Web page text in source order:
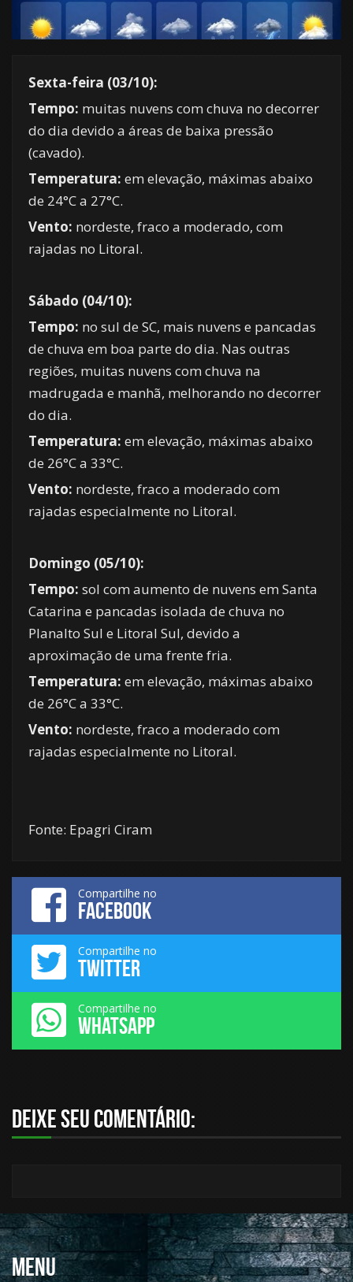
Sexta-feira (03/10):
Tempo: muitas nuvens com chuva no decorrer
do dia devido a áreas de baixa pressão
(cavado).
Temperatura: em elevação, máximas abaixo
de 24°C a 27°C.
Vento: nordeste, fraco a moderado, com
rajadas no Litoral.
Sábado (04/10):
Tempo: no sul de SC, mais nuvens e pancadas
de chuva em boa parte do dia. Nas outras
regiões, muitas nuvens com chuva na
madrugada e manhã, melhorando no decorrer
do dia.
Temperatura: em elevação, máximas abaixo
de 26°C a 33°C.
Vento: nordeste, fraco a moderado com
rajadas especialmente no Litoral.
Domingo (05/10):
Tempo: sol com aumento de nuvens em Santa
Catarina e pancadas isolada de chuva no
Planalto Sul e Litoral Sul, devido a
aproximação de uma frente fria.
Temperatura: em elevação, máximas abaixo
de 26°C a 33°C.
Vento: nordeste, fraco a moderado com
rajadas especialmente no Litoral.
Fonte: Epagri Ciram
Compartilhe no
FACEBOOK
Compartilhe no
TWITTER
Compartilhe no
WHATSAPP
Deixe seu comentário:
MENU